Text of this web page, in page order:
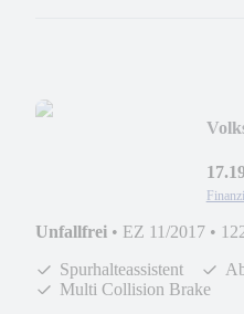
Unfallfrei • EZ 11/2017 •
Spurhalteassistent
Multi Collision Brake